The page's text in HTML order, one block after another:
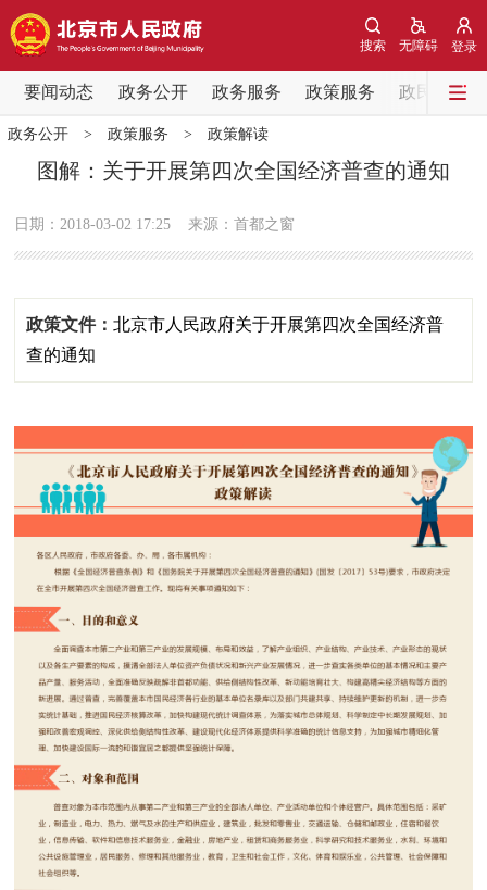
登录
无障碍
搜索
要闻动态 政务公开 政务服务 政策服务 政民互动
要闻动态
党中央精神 国务院信息
政务公开
市领导 机构职能 政策服务
政策兑现 政策解读 回应关切
决策公开 专题公开
政务服务
个人服务
便民服务 利企服务 投资项目
中介服务 阳光政务
政民互动
12345网上接诉即办 我要咨询 我要建议
政务公开> 政策服务 > 政策解读
图解：关于开展第四次全国经济普查的通知
日期：2018-03-02 17:25 来源：首都之窗
政策文件：北京市人民政府关于开展第四次全国经济普
查的通知